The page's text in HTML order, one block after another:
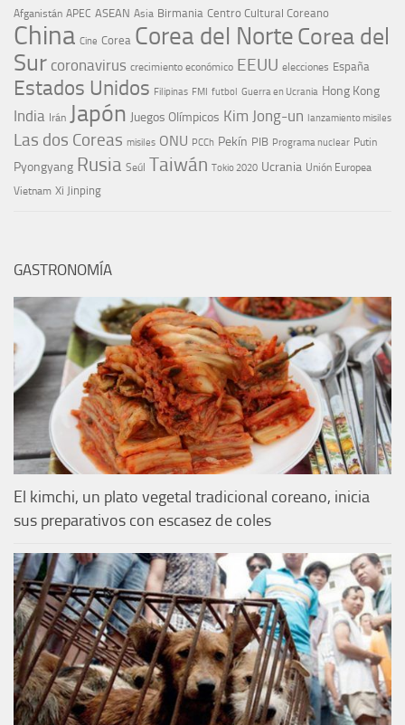
Afganistán APEC ASEAN Asia Birmania Centro Cultural Coreano
China Cine Corea Corea del NorteCorea del
Sur coronavirus crecimiento económico EEUU elecciones España
Estados Unidos Filipinas FMI futbol Guerra en Ucrania Hong Kong
India Irán Japón Juegos Olímpicos Kim Jong-un lanzamiento misiles
Las dos Coreas misiles ONU PCCh Pekín PIB Programa nuclear Putin
Pyongyang Rusia Seúl Taiwán Tokio 2020 Ucrania Unión Europea
Vietnam Xi Jinping
GASTRONOMÍA
El kimchi, un plato vegetal tradicional coreano, inicia
sus preparativos con escasez de coles